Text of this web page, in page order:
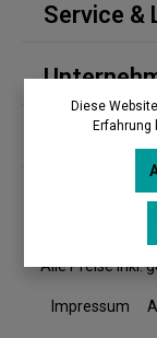
Service &
Kontakt
* Alle Preise inkl.
Impressum
Diese
Erfahrung